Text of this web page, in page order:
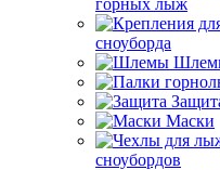
горных лыж
сноуборда
Маски
сноубордов